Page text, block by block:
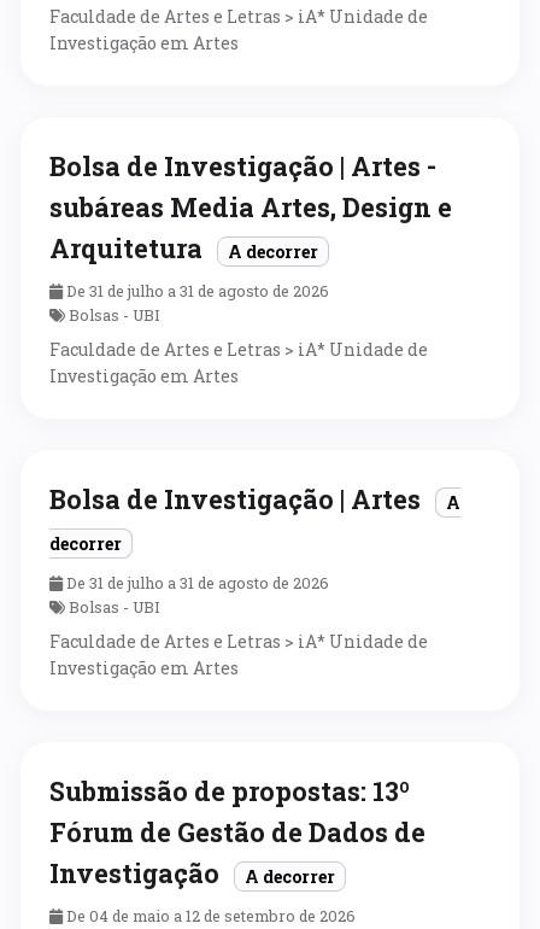
Faculdade de Artes e Letras > iA* Unidade de
Investigação em Artes
Bolsa de Investigação | Artes -
subáreas Media Artes, Design e
Arquitetura
A decorrer
De 31 de julho a 31 de agosto de 2026
Bolsas - UBI
Faculdade de Artes e Letras > iA* Unidade de
Investigação em Artes
Bolsa de Investigação | Artes
A
decorrer
De 31 de julho a 31 de agosto de 2026
Bolsas - UBI
Faculdade de Artes e Letras > iA* Unidade de
Investigação em Artes
Submissão de propostas: 13º
Fórum de Gestão de Dados de
Investigação
A decorrer
De 04 de maio a 12 de setembro de 2026